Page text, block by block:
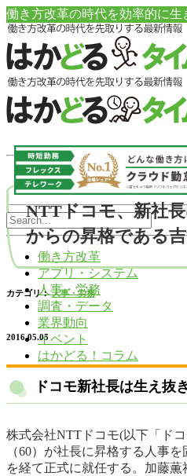
働き方改革の時代を効率的に生
働き方改革
アプリ・システム
人事・労務
調査・データ
業界動向
イベント
はかどる！コラム
NTTドコモ、新社
からの昇格である
カテゴリ： 人事・労務
2016.05.05
ドコモ新社長は生え抜
株式会社NTTドコモ(以下「ド
（60）が社長に昇格する人事
を経て正式に就任する。加藤